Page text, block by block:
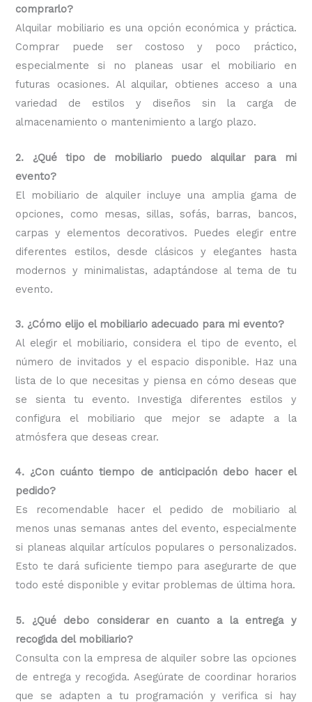
comprarlo?
Alquilar mobiliario es una opción económica y práctica.
Comprar puede ser costoso y poco práctico,
especialmente si no planeas usar el mobiliario en
futuras ocasiones. Al alquilar, obtienes acceso a una
variedad de estilos y diseños sin la carga de
almacenamiento o mantenimiento a largo plazo.
2. ¿Qué tipo de mobiliario puedo alquilar para mi
evento?
El mobiliario de alquiler incluye una amplia gama de
opciones, como mesas, sillas, sofás, barras, bancos,
carpas y elementos decorativos. Puedes elegir entre
diferentes estilos, desde clásicos y elegantes hasta
modernos y minimalistas, adaptándose al tema de tu
evento.
3. ¿Cómo elijo el mobiliario adecuado para mi evento?
Al elegir el mobiliario, considera el tipo de evento, el
número de invitados y el espacio disponible. Haz una
lista de lo que necesitas y piensa en cómo deseas que
se sienta tu evento. Investiga diferentes estilos y
configura el mobiliario que mejor se adapte a la
atmósfera que deseas crear.
4. ¿Con cuánto tiempo de anticipación debo hacer el
pedido?
Es recomendable hacer el pedido de mobiliario al
menos unas semanas antes del evento, especialmente
si planeas alquilar artículos populares o personalizados.
Esto te dará suficiente tiempo para asegurarte de que
todo esté disponible y evitar problemas de última hora.
5. ¿Qué debo considerar en cuanto a la entrega y
recogida del mobiliario?
Consulta con la empresa de alquiler sobre las opciones
de entrega y recogida. Asegúrate de coordinar horarios
que se adapten a tu programación y verifica si hay